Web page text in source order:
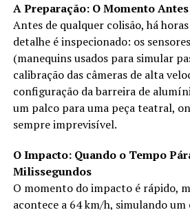
A Preparação: O Momento
Antes de qualquer colisão, há
detalhe é inspecionado: os
(manequins usados para simular
calibração das câmeras de alta
configuração da barreira de
um palco para uma peça teatral,
sempre imprevisível.
O Impacto: Quando o Tempo
Milissegundos
O momento do impacto é rápido,
acontece a 64 km/h, simulando